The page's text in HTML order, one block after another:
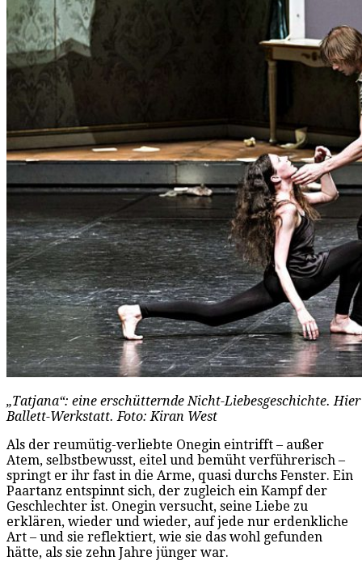
„Tatjana“: eine erschütternde Nicht-Liebesgeschichte.
Ballett-Werkstatt. Foto: Kiran West
Als der reumütig-verliebte Onegin eintrifft – außer
Atem, selbstbewusst, eitel und bemüht verführerisch –
springt er ihr fast in die Arme, quasi durchs Fenster. Ein
Paartanz entspinnt sich, der zugleich ein Kampf der
Geschlechter ist. Onegin versucht, seine Liebe zu
erklären, wieder und wieder, auf jede nur erdenkliche
Art – und sie reflektiert, wie sie das wohl gefunden
hätte, als sie zehn Jahre jünger war.